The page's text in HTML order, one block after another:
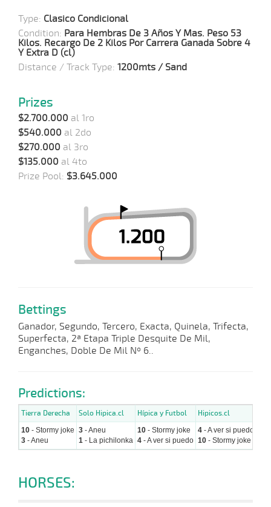
Type: Clasico Condicional
Condition: Para Hembras De 3 Años Y Mas. Peso 53
Kilos. Recargo De 2 Kilos Por Carrera Ganada Sobre 4
Y Extra D (cl)
Distance / Track Type: 1200mts / Sand
Prizes
$2.700.000 al 1ro
$540.000 al 2do
$270.000 al 3ro
$135.000 al 4to
Prize Pool: $3.645.000
Bettings
Ganador, Segundo, Tercero, Exacta, Quinela, Trifecta,
Superfecta, 2ª Etapa Triple Desquite De Mil,
Enganches, Doble De Mil Nº 6..
Predictions:
Tierra Derecha Solo Hipica.cl Hípica y Futbol Hipicos.cl
10 - Stormy joke
3 - Aneu
3 - Aneu
1 - La pichilonka
10 - Stormy joke
4 - A ver si puedo
4 - A ver si puedo
10 - Stormy joke
HORSES: